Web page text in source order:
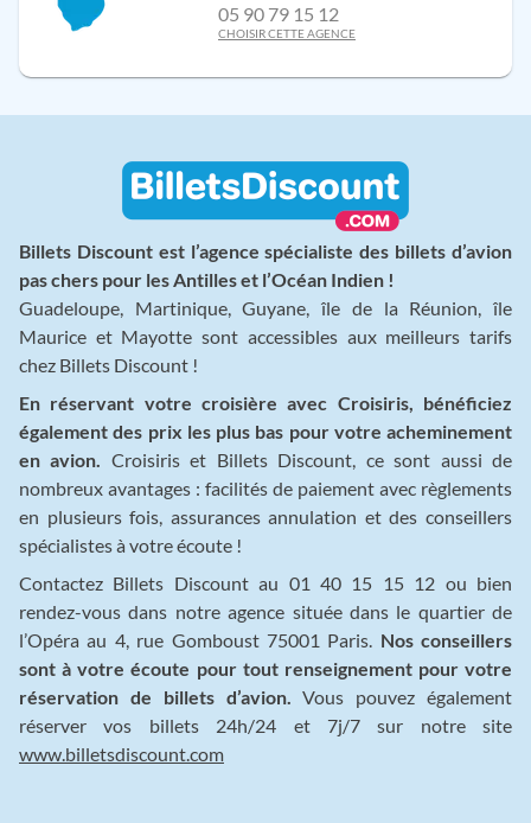
05 90 79 15 12
CHOISIR CETTE AGENCE
Billets Discount est l’agence spécialiste des billets d’avion
pas chers pour les Antilles et l’Océan Indien !
Guadeloupe, Martinique, Guyane, île de la Réunion, île
Maurice et Mayotte sont accessibles aux meilleurs tarifs
chez Billets Discount !
En réservant votre croisière avec Croisiris, bénéficiez
également des prix les plus bas pour votre acheminement
en avion.
Croisiris et Billets Discount, ce sont aussi de
nombreux avantages : facilités de paiement avec règlements
en plusieurs fois, assurances annulation et des conseillers
spécialistes à votre écoute !
Contactez Billets Discount au 01 40 15 15 12 ou bien
rendez-vous dans notre agence située dans le quartier de
l’Opéra au 4, rue Gomboust 75001 Paris. Nos conseillers
sont à votre écoute pour tout renseignement pour votre
réservation de billets d’avion.
Vous pouvez également
réserver vos billets 24h/24 et 7j/7 sur notre site
www.billetsdiscount.com